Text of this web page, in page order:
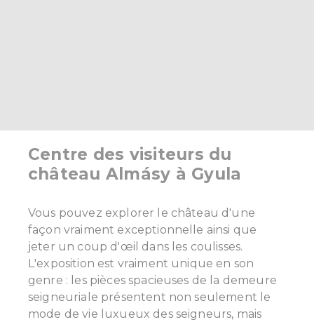
Centre des visiteurs du
château Almásy à Gyula
Vous pouvez explorer le château d'une
façon vraiment exceptionnelle ainsi que
jeter un coup d'œil dans les coulisses.
L'exposition est vraiment unique en son
genre : les pièces spacieuses de la demeure
seigneuriale présentent non seulement le
mode de vie luxueux des seigneurs, mais